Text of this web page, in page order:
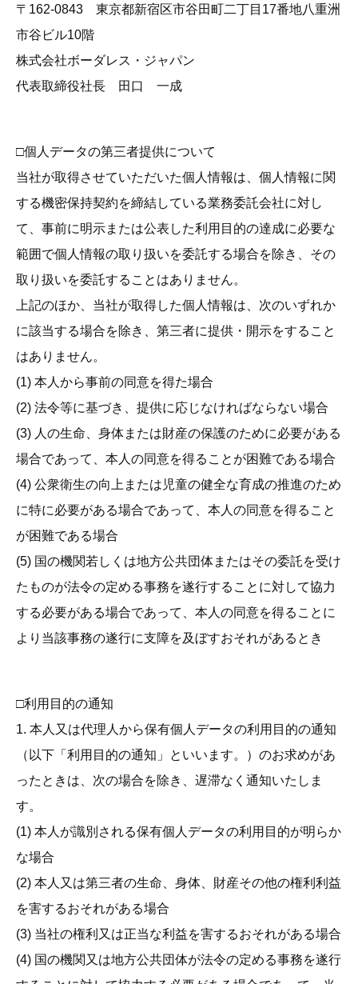
〒162-0843 東京都新宿区市谷田町二丁目17番地八重洲
市谷ビル10階
株式会社ボーダレス・ジャパン
代表取締役社長 田口 一成
□個人データの第三者提供について
当社が取得させていただいた個人情報は、個人情報に関
する機密保持契約を締結している業務委託会社に対し
て、事前に明示または公表した利用目的の達成に必要な
範囲で個人情報の取り扱いを委託する場合を除き、その
取り扱いを委託することはありません。
上記のほか、当社が取得した個人情報は、次のいずれか
に該当する場合を除き、第三者に提供・開示をすること
はありません。
(1) 本人から事前の同意を得た場合
(2) 法令等に基づき、提供に応じなければならない場合
(3) 人の生命、身体または財産の保護のために必要がある
場合であって、本人の同意を得ることが困難である場合
(4) 公衆衛生の向上または児童の健全な育成の推進のため
に特に必要がある場合であって、本人の同意を得ること
が困難である場合
(5) 国の機関若しくは地方公共団体またはその委託を受け
たものが法令の定める事務を遂行することに対して協力
する必要がある場合であって、本人の同意を得ることに
より当該事務の遂行に支障を及ぼすおそれがあるとき
□利用目的の通知
1. 本人又は代理人から保有個人データの利用目的の通知
（以下「利用目的の通知」といいます。）のお求めがあ
ったときは、次の場合を除き、遅滞なく通知いたしま
す。
(1) 本人が識別される保有個人データの利用目的が明らか
な場合
(2) 本人又は第三者の生命、身体、財産その他の権利利益
を害するおそれがある場合
(3) 当社の権利又は正当な利益を害するおそれがある場合
(4) 国の機関又は地方公共団体が法令の定める事務を遂行